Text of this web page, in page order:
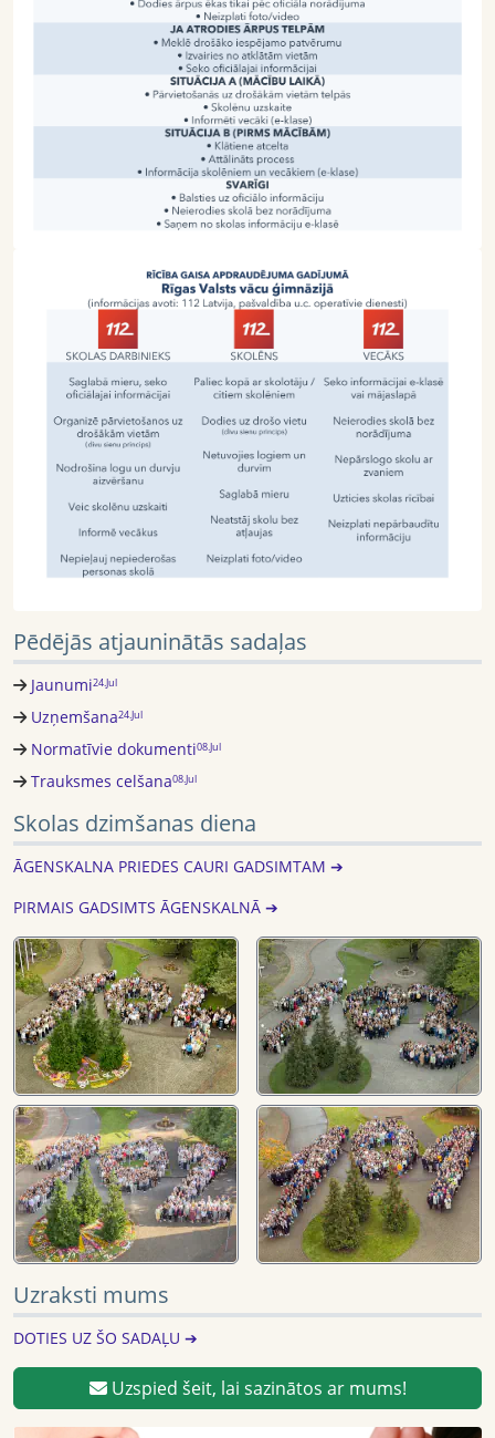
Pēdējās atjauninātās sadaļas
Jaunumi24.Jul
Uzņemšana24.Jul
Normatīvie dokumenti08.Jul
Trauksmes celšana08.Jul
Skolas dzimšanas diena
ĀGENSKALNA PRIEDES CAURI GADSIMTAM ➔
PIRMAIS GADSIMTS ĀGENSKALNĀ ➔
Uzraksti mums
DOTIES UZ ŠO SADAĻU ➔
Uzspied šeit, lai sazinātos ar mums!